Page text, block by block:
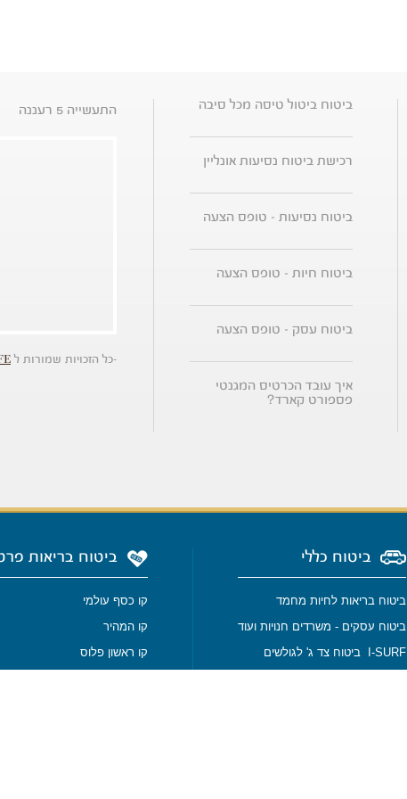
ביטוח ביטול טיסה מכל סיבה
רכישת ביטוח נסיעות אונליין
ביטוח נסיעות - טופס הצעה
ביטוח חיות - טופס הצעה
ביטוח עסק - טופס הצעה
איך עובד הכרטיס המגנטי
פספורט קארד?
התעשייה 5 רעננה
-כל הזכויות שמורות ל
ביטוח כללי
ביטוח בריאות לחיות מחמד
ביטוח עסקים - משרדים חנויות ועוד
I-SURF ביטוח צד ג' לגולשים
ביטוח בריאות
קו כסף עולמי
קו המהיר
קו ראשון פלוס